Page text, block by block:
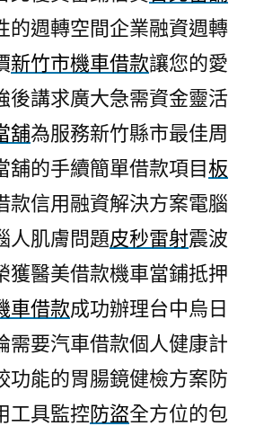
的週轉空間企業融資週轉
新竹市機車借款讓您的愛
後講求廣大急需資金靈活
舖為服務新竹縣市最佳周
舖的手續簡單借款項目板
款信用融資解決方案電腦
人肌膚問題皮秒雷射震波
獲醫美借款機車當鋪抵押
車借款成功辦理台中烏日
需要汽車借款個人健康計
功能的胃腸鏡健檢方案防
工具監控防盜全方位的包